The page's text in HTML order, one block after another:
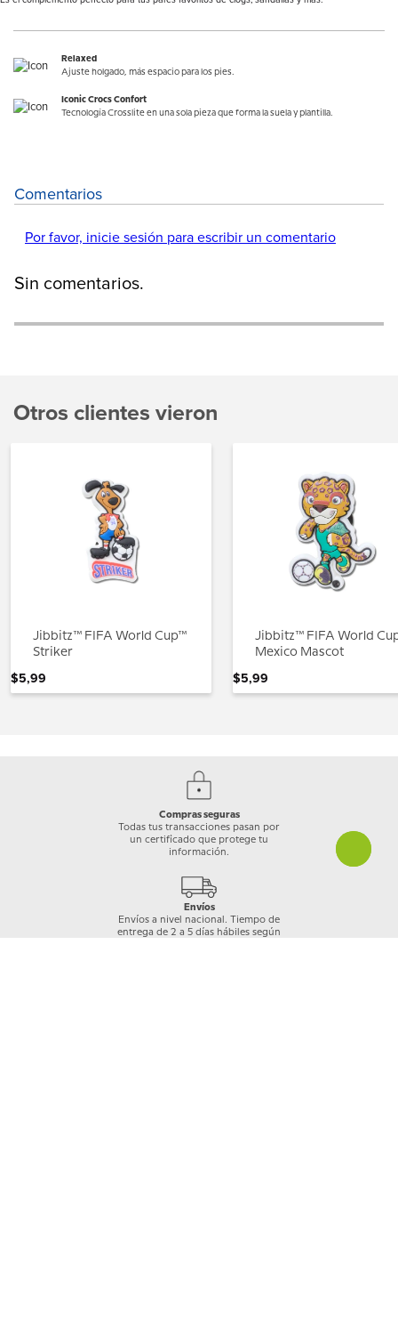
Relaxed
Ajuste holgado, más espacio para los pies.
Iconic Crocs Confort
Tecnología Crosslite en una sola pieza que forma la suela y plantilla.
Comentarios
Por favor, inicie sesión para escribir un comentario
Sin comentarios.
Otros clientes vieron
Jibbitz™ FIFA World Cup™
Striker
$5,99
Jibbitz™ FIFA World
Mexico Mascot
$5,99
Compras seguras
Todas tus transacciones pasan por
un certificado que protege tu
información.
Envíos
Envíos a nivel nacional. Tiempo de
entrega de 2 a 5 días hábiles según